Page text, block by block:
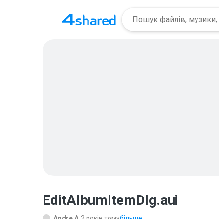
EditAlbumItemDlg.aui